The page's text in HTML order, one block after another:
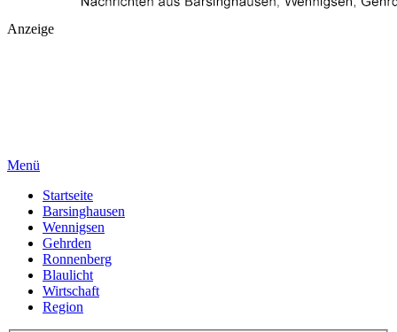
Anzeige
Menü
Startseite
Barsinghausen
Wennigsen
Gehrden
Ronnenberg
Blaulicht
Wirtschaft
Region